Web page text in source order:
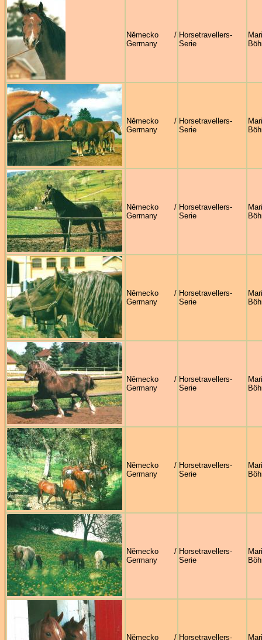
Německo /
Germany
Horsetravellers-
Serie
Německo /
Germany
Horsetravellers-
Serie
Německo /
Germany
Horsetravellers-
Serie
Německo /
Germany
Horsetravellers-
Serie
Německo /
Germany
Horsetravellers-
Serie
Německo /
Germany
Horsetravellers-
Serie
Německo /
Germany
Horsetravellers-
Serie
Německo / Horsetravellers-